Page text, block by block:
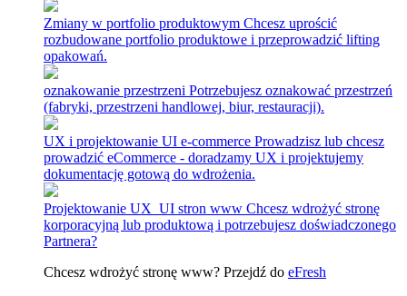
Zmiany w portfolio produktowym Chcesz uprościć
rozbudowane portfolio produktowe i przeprowadzić lifting
opakowań.
oznakowanie przestrzeni Potrzebujesz oznakować przestrzeń
(fabryki, przestrzeni handlowej, biur, restauracji).
UX i projektowanie UI e-commerce Prowadzisz lub chcesz
prowadzić eCommerce - doradzamy UX i projektujemy
dokumentację gotową do wdrożenia.
Projektowanie UX_UI stron www Chcesz wdrożyć stronę
korporacyjną lub produktową i potrzebujesz doświadczonego
Partnera?
Chcesz wdrożyć stronę www? Przejdź do eFresh